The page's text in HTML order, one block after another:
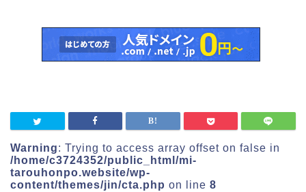
Warning: Trying to access array offset on false in
/home/c3724352/public_html/mi-
tarouhonpo.website/wp-
content/themes/jin/cta.php on line 8